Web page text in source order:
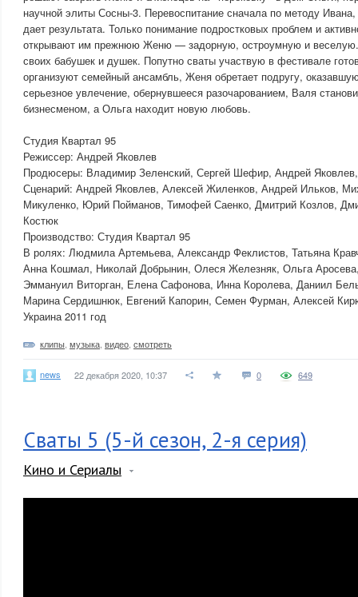
научной элиты Сосны-3. Перевоспитание сначала по методу
дает результата. Только понимание подростковых проблем и
открывают им прежнюю Женю — задорную, остроумную и
своих бабушек и душек. Попутно сваты участвую в фестивале
организуют семейный ансамбль, Женя обретает подругу,
серьезное увлечение, обернувшееся разочарованием, Валя
бизнесменом, а Ольга находит новую любовь.
Студия Квартал 95
Режиссер: Андрей Яковлев
Продюсеры: Владимир Зеленский, Сергей Шефир, Андрей
Сценарий: Андрей Яковлев, Алексей Жиленков, Андрей Ильков,
Микуленко, Юрий Пойманов, Тимофей Саенко, Дмитрий Козлов,
Костюк
Производство: Студия Квартал 95
В ролях: Людмила Артемьева, Александр Феклистов, Татьяна
Анна Кошмал, Николай Добрынин, Олеся Железняк, Ольга
Эммануил Виторган, Елена Сафонова, Инна Королева, Даниил
Марина Сердишнюк, Евгений Капорин, Семен Фурман, Алексей
Украина 2011 год
клипы музыка видео смотреть
news 22 декабря 2020, 10:37 0 649
Сваты 5 (5-й сезон, 2-я серия)
Кино и Сериалы